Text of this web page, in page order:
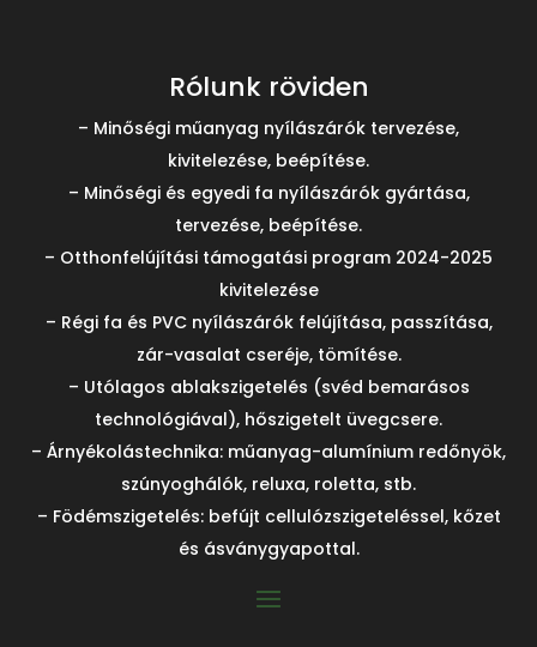
Rólunk röviden
– Minőségi műanyag nyílászárók tervezése,
kivitelezése, beépítése.
– Minőségi és egyedi fa nyílászárók gyártása,
tervezése, beépítése.
– Otthonfelújítási támogatási program 2024-2025
kivitelezése
– Régi fa és PVC nyílászárók felújítása, passzítása,
zár-vasalat cseréje, tömítése.
– Utólagos ablakszigetelés (svéd bemarásos
technológiával), hőszigetelt üvegcsere.
– Árnyékolástechnika: műanyag-alumínium redőnyök,
szúnyoghálók, reluxa, roletta, stb.
– Födémszigetelés: befújt cellulózszigeteléssel, kőzet
és ásványgyapottal.